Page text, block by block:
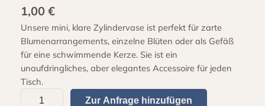
1,00 €
Unsere mini, klare Zylindervase ist perfekt für zarte
Blumenarrangements, einzelne Blüten oder als Gefäß
für eine schwimmende Kerze. Sie ist ein
unaufdringliches, aber elegantes Accessoire für jeden
Tisch.
Zur Anfrage hinzufügen